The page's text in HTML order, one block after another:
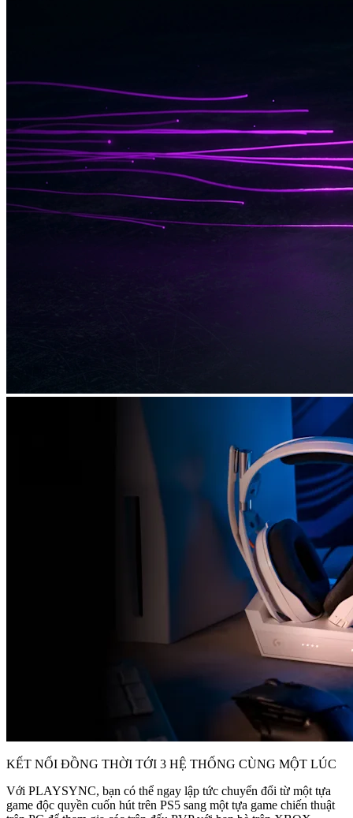
KẾT NỐI ĐỒNG THỜI TỚI 3 HỆ THỐNG CÙNG MỘT LÚC
Với PLAYSYNC, bạn có thể ngay lập tức chuyển đổi từ một tựa
game độc quyền cuốn hút trên PS5 sang một tựa game chiến thuật